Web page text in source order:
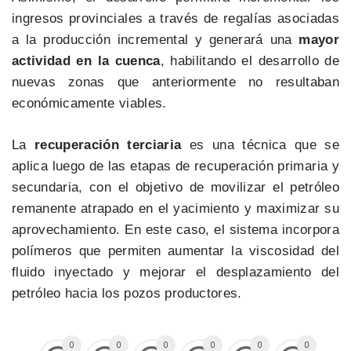
ingresos provinciales a través de regalías asociadas
a la producción incremental y generará una mayor
actividad en la cuenca, habilitando el desarrollo de
nuevas zonas que anteriormente no resultaban
económicamente viables.
La recuperación terciariaes una técnica que se
aplica luego de las etapas de recuperación primaria y
secundaria, con el objetivo de movilizar el petróleo
remanente atrapado en el yacimiento y maximizar su
aprovechamiento. En este caso, el sistema incorpora
polímeros que permiten aumentar la viscosidad del
fluido inyectado y mejorar el desplazamiento del
petróleo hacia los pozos productores.
0 0 0 0 0 0